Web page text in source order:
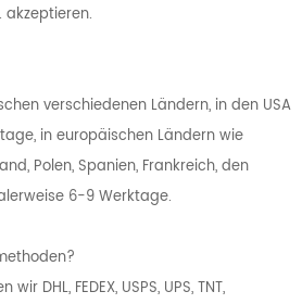
verschiedenen Ländern, in den USA
in europäischen Ländern wie
Polen, Spanien, Frankreich, den
6-9 Werktage.
DHL, FEDEX, USPS, UPS, TNT,